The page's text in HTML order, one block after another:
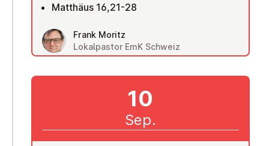
Matthäus 16,21-28
Frank Moritz
Lokalpastor EmK Schweiz
10
Sep.